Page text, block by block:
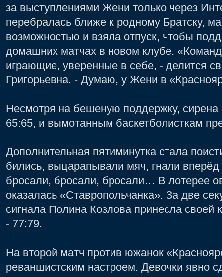
за выступлениями Жени только через
перебралась ближе к родному Братску,
возможностью и взяла отпуск, чтобы
домашних матчах в новом клубе.
играющие, уверенные в себе, - делится
Григорьевна. - Думаю, у Жени в
Несмотря на бешеную поддержку,
65:65, и вымотанным баскетболисткам
Дополнительная пятиминутка стала
бились, выцарапывали мяч, гнали вперёд
бросали, бросали, бросали… В лотерее
оказалась «Ставропольчанка». За две
сигнала Полина Козлова принесла своей
- 77:79.
На второй матч против южанок
реваншистским настроем. Девочки явно